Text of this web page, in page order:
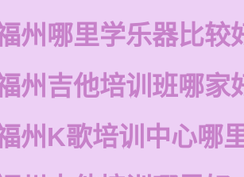
州哪里学乐器比较
州吉他培训班哪家
州K歌培训中心哪